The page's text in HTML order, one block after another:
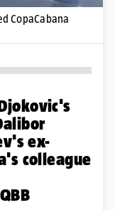
CopaCabana
ex-
colleague